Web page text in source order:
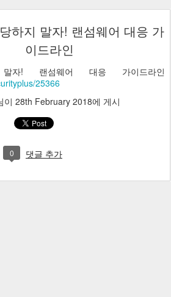
하지 말자! 랜섬웨어 대응 가
이드라인
자! 랜섬웨어 대응 가이드라인
25366
이 28th February 2018에 게시
0 댓글 추가